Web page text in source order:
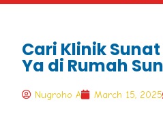
Cari Klinik
Ya di Rumah
Nugroho A March 15, 2025